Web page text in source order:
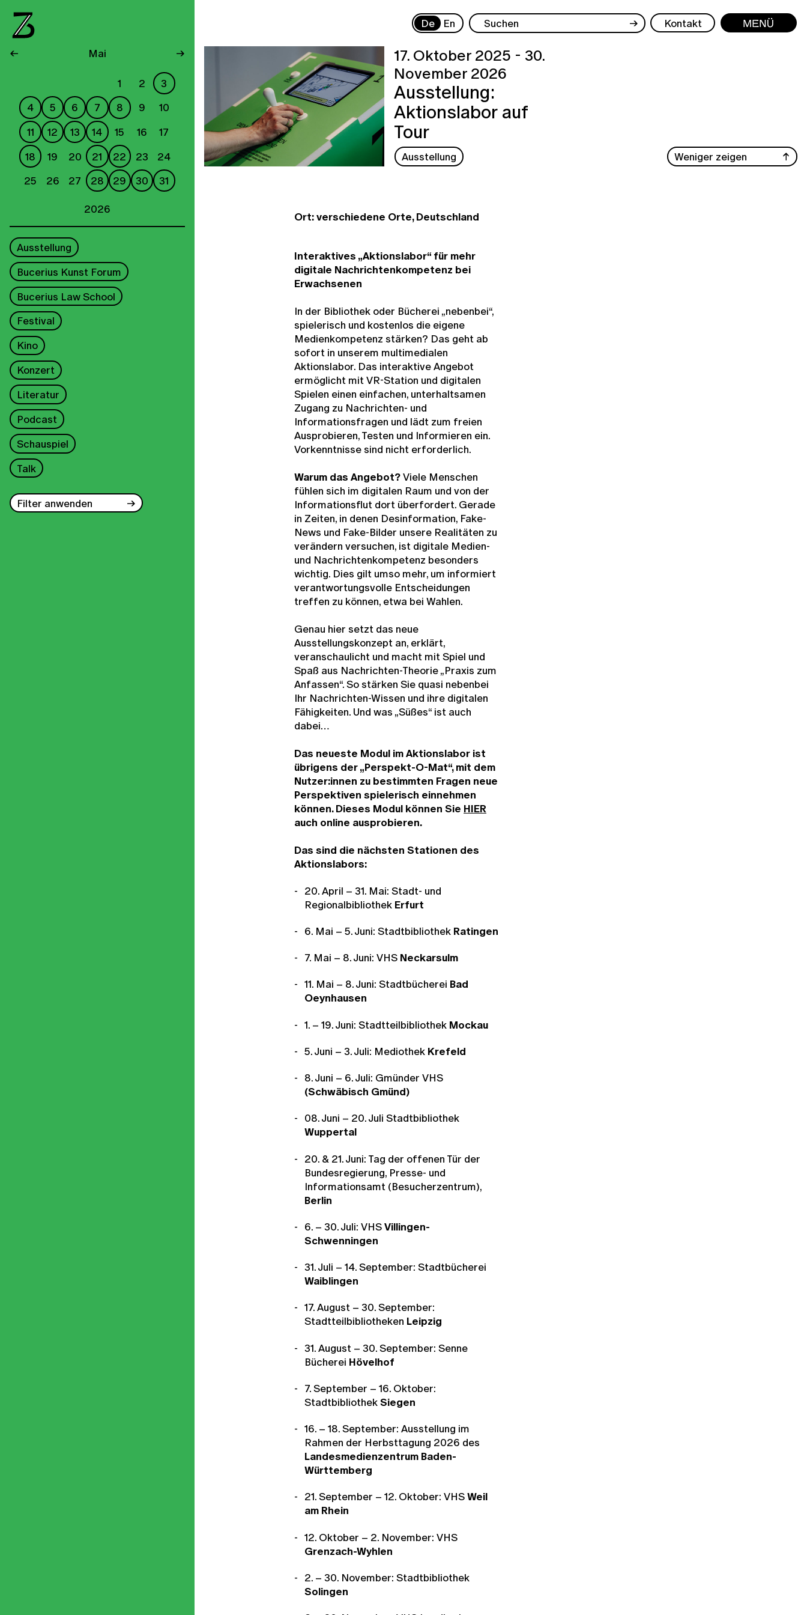
De En → Kontakt Menü
← Mai →
1 2
3
4
5 6 7 8 9
10
11
12 13 14 15 16
17
18
19 20 21 22 23
24
25
26 27 28 29 30
31
2026
Ausstellung
Bucerius Kunst Forum
Bucerius Law School
Festival
Kino
Konzert
Literatur
Podcast
Schauspiel
Talk
Filter anwenden
17. Oktober 2025 - 30.
November 2026
Ausstellung:
Aktionslabor auf
Tour
Ausstellung Weniger zeigen
Ort: verschiedene Orte, Deutschland
Interaktives „Aktionslabor“ für mehr
digitale Nachrichtenkompetenz bei
Erwachsenen
In der Bibliothek oder Bücherei „nebenbei“,
spielerisch und kostenlos die eigene
Medienkompetenz stärken? Das geht ab
sofort in unserem multimedialen
Aktionslabor. Das interaktive Angebot
ermöglicht mit VR-Station und digitalen
Spielen einen einfachen, unterhaltsamen
Zugang zu Nachrichten- und
Informationsfragen und lädt zum freien
Ausprobieren, Testen und Informieren ein.
Vorkenntnisse sind nicht erforderlich.
Warum das Angebot?Viele Menschen
fühlen sich im digitalen Raum und von der
Informationsflut dort überfordert. Gerade
in Zeiten, in denen Desinformation, Fake-
News und Fake-Bilder unsere Realitäten zu
verändern versuchen, ist digitale Medien-
und Nachrichtenkompetenz besonders
wichtig. Dies gilt umso mehr, um informiert
verantwortungsvolle Entscheidungen
treffen zu können, etwa bei Wahlen.
Genau hier setzt das neue
Ausstellungskonzept an, erklärt,
veranschaulicht und macht mit Spiel und
Spaß aus Nachrichten-Theorie „Praxis zum
Anfassen“. So stärken Sie quasi nebenbei
Ihr Nachrichten-Wissen und ihre digitalen
Fähigkeiten. Und was „Süßes“ ist auch
dabei…
Das neueste Modul im Aktionslabor ist
übrigens der „Perspekt-O-Mat“, mit dem
Nutzer:innen zu bestimmten Fragen neue
Perspektiven spielerisch einnehmen
können. Dieses Modul können Sie HIER
auch online ausprobieren.
Das sind die nächsten Stationen des
Aktionslabors:
20. April – 31. Mai: Stadt- und
Regionalbibliothek Erfurt
6. Mai – 5. Juni: Stadtbibliothek Ratingen
7. Mai – 8. Juni: VHS Neckarsulm
11. Mai – 8. Juni: Stadtbücherei Bad
Oeynhausen
1. – 19. Juni: Stadtteilbibliothek Mockau
5. Juni – 3. Juli: Mediothek Krefeld
8. Juni – 6. Juli: Gmünder VHS
(Schwäbisch Gmünd)
08. Juni – 20. Juli Stadtbibliothek
Wuppertal
20. & 21. Juni: Tag der offenen Tür der
Bundesregierung, Presse- und
Informationsamt (Besucherzentrum),
Berlin
6. – 30. Juli: VHSVillingen-
Schwenningen
31. Juli – 14. September: Stadtbücherei
Waiblingen
17. August – 30. September:
Stadtteilbibliotheken Leipzig
31. August – 30. September: Senne
Bücherei Hövelhof
7. September – 16. Oktober:
StadtbibliothekSiegen
16. – 18. September: Ausstellung im
Rahmen der Herbsttagung 2026 des
Landesmedienzentrum Baden-
Württemberg
21. September – 12. Oktober: VHSWeil
am Rhein
12. Oktober – 2. November: VHS
Grenzach-Wyhlen
2. – 30. November: Stadtbibliothek
Solingen